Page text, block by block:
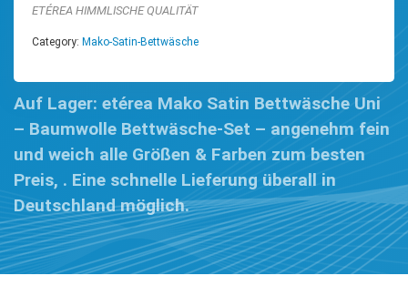
ETÉREA HIMMLISCHE QUALITÄT
Category: Mako-Satin-Bettwäsche
Auf Lager: etérea Mako Satin Bettwäsche Uni
– Baumwolle Bettwäsche-Set – angenehm fein
und weich alle Größen & Farben zum besten
Preis, . Eine schnelle Lieferung überall in
Deutschland möglich.